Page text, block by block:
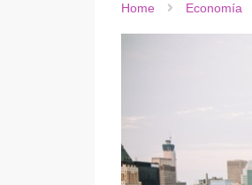
Home Economía